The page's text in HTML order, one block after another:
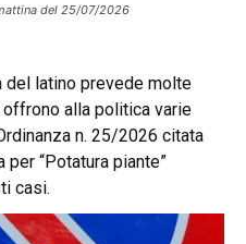
del 25/07/2026
del latino prevede molte
alla politica varie
n. 25/2026 citata
“Potatura piante”
casi.